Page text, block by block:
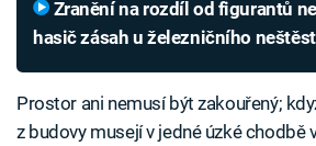
hasič zásah u železničního
Prostor ani nemusí být zakouřený;
z budovy musejí v jedné úzké chodbě